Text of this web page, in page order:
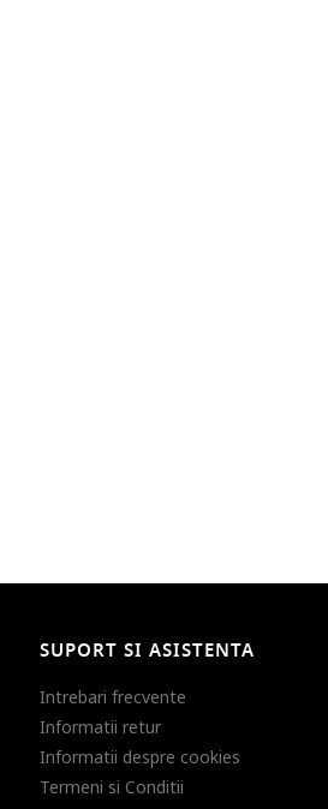
SUPORT SI ASISTENTA
Intrebari frecvente
Informatii retur
Informatii despre cookies
Termeni si Conditii